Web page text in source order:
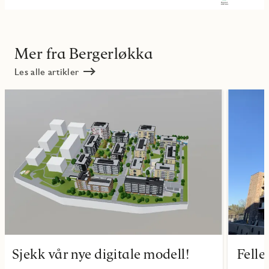
Mer fra Bergerløkka
Les alle artikler
Sjekk vår nye digitale modell!